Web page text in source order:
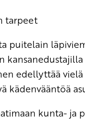
tarpeet
puitelain
edellyttää
kädenvääntöä
kunta- ja